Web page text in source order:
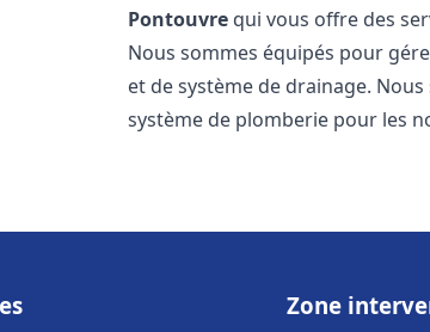
Pontouvre qui vous offre des
Nous sommes équipés pour
et de système de drainage.
système de plomberie pour les
Zone